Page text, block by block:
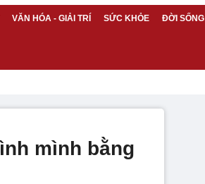
VĂN HÓA - GIẢI TRÍ SỨC KHỎE ĐỜI SỐNG
mình bằng